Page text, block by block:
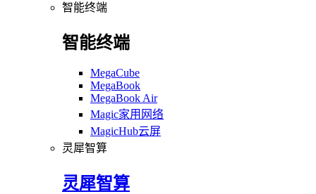
智能终端
智能终端
MegaCube
MegaBook
MegaBook Air
Magic家用网络
MagicHub云屏
灵犀智算
灵犀智算